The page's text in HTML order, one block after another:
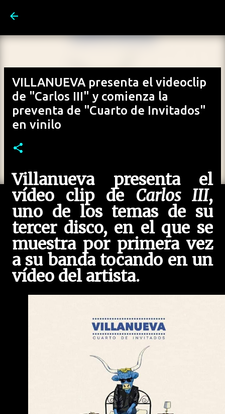
VILLANUEVA presenta el videoclip
de "Carlos III" y comienza la
preventa de "Cuarto de Invitados"
en vinilo
Villanueva presenta el
vídeo clip de Carlos III,
uno de los temas de su
tercer disco, en el que se
muestra por primera vez
a su banda tocando en un
vídeo del artista.